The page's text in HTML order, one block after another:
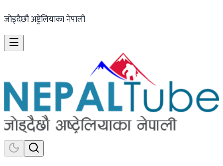
जोड्दैछौ अष्ट्रेलियाका नेपाली